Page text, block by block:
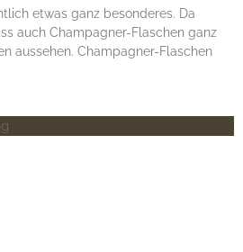
etwas ganz besonderes. Da
auch Champagner-Flaschen ganz
aussehen. Champagner-Flaschen